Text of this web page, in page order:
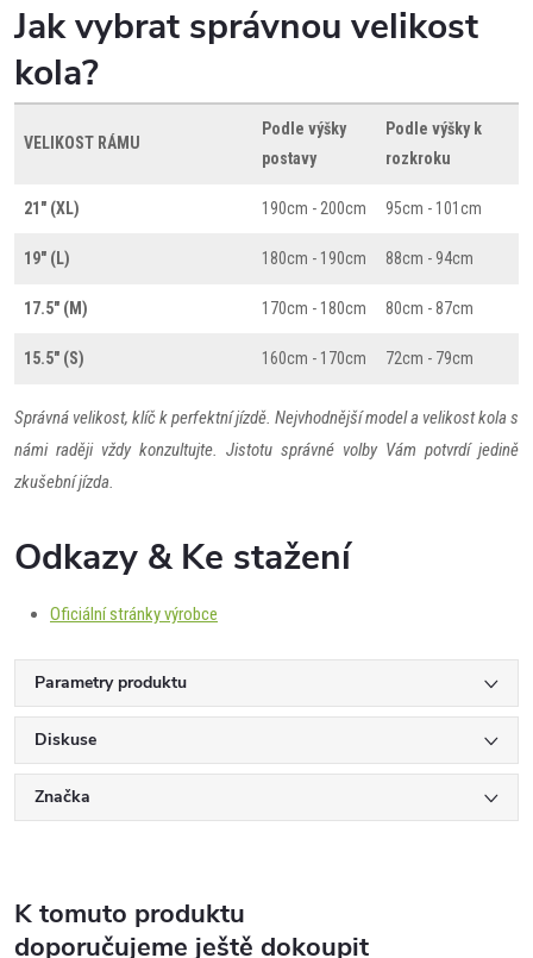
Jak vybrat správnou velikost
kola?
VELIKOST RÁMU
Podle výšky
postavy
Podle výšky k
rozkroku
21" (XL) 190cm - 200cm 95cm - 101cm
19" (L) 180cm - 190cm 88cm - 94cm
17.5" (M) 170cm - 180cm 80cm - 87cm
15.5" (S) 160cm - 170cm 72cm - 79cm
Správná velikost, klíč k perfektní jízdě. Nejvhodnější model a velikost kola s
námi raději vždy konzultujte. Jistotu správné volby Vám potvrdí jedině
zkušební jízda.
Odkazy & Ke stažení
Oficiální stránky výrobce
Parametry produktu
Diskuse
Značka
K tomuto produktu
doporučujeme ještě dokoupit